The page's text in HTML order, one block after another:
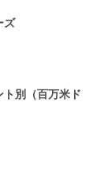
ズ
別（百万米ド